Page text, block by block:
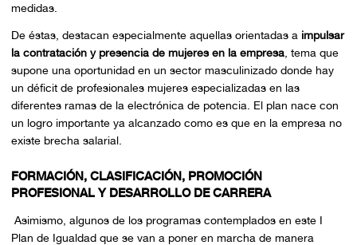
medidas.
De éstas, destacan especialmente aquellas orientadas a impulsar
la contratación y presencia de mujeres en la empresa, tema que
supone una oportunidad en un sector masculinizado donde hay
un déficit de profesionales mujeres especializadas en las
diferentes ramas de la electrónica de potencia. El plan nace con
un logro importante ya alcanzado como es que en la empresa no
existe brecha salarial.
FORMACIÓN, CLASIFICACIÓN, PROMOCIÓN
PROFESIONAL Y DESARROLLO DE CARRERA
Asimismo, algunos de los programas contemplados en este I
Plan de Igualdad que se van a poner en marcha de manera